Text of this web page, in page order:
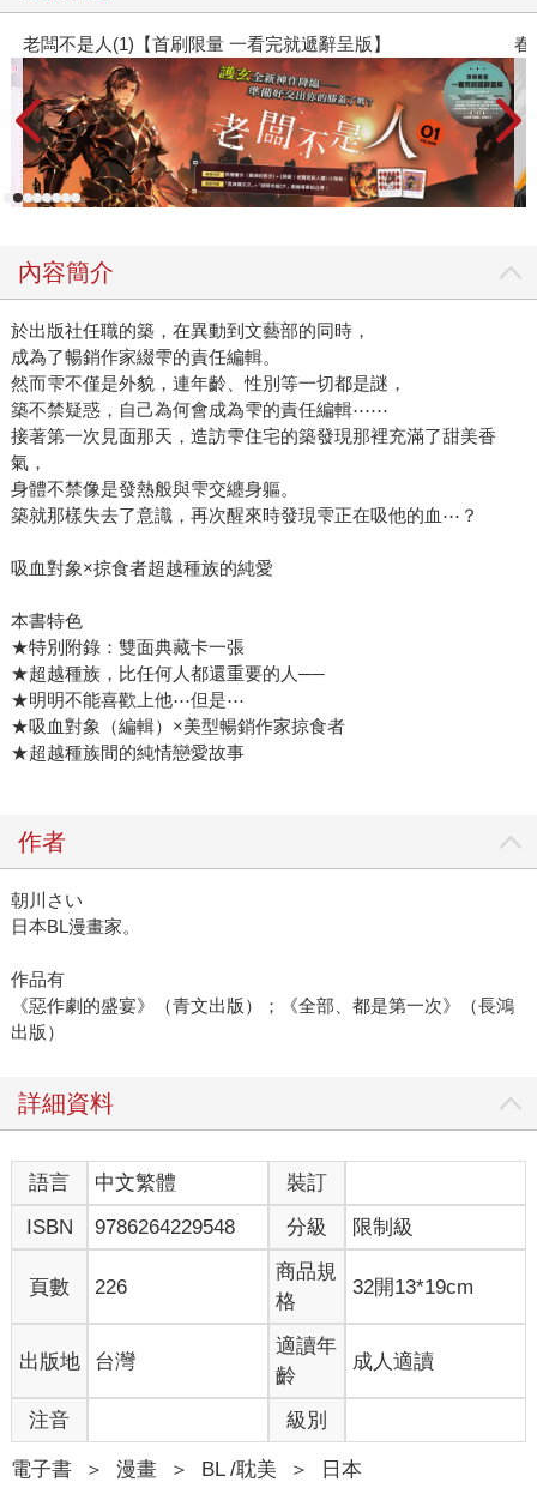
春光ｘ奇幻基地｜全書系展
內容簡介
於出版社任職的築，在異動到文藝部的同時，
成為了暢銷作家綴雫的責任編輯。
然而雫不僅是外貌，連年齡、性別等一切都是謎，
築不禁疑惑，自己為何會成為雫的責任編輯⋯⋯
接著第一次見面那天，造訪雫住宅的築發現那裡充滿了甜美香
氣，
身體不禁像是發熱般與雫交纏身軀。
築就那樣失去了意識，再次醒來時發現雫正在吸他的血⋯？
吸血對象×掠食者超越種族的純愛
本書特色
★特別附錄：雙面典藏卡一張
★超越種族，比任何人都還重要的人──
★明明不能喜歡上他⋯但是⋯
★吸血對象（編輯）×美型暢銷作家掠食者
★超越種族間的純情戀愛故事
作者
朝川さい
日本BL漫畫家。
作品有
《惡作劇的盛宴》（青文出版）；《全部、都是第一次》（長鴻
出版）
詳細資料
語言 中文繁體
裝訂
ISBN
9786264229548 分級 限制級
頁數 226
商品規
格
32開13*19cm
出版地 台灣
適讀年
齡
成人適讀
注音 級別
電子書 ＞ 漫畫 ＞ BL /耽美 ＞ 日本